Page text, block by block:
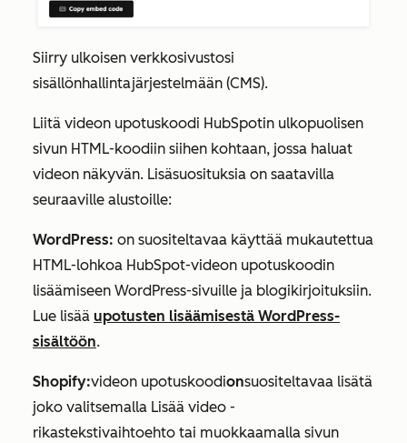
Siirry ulkoisen verkkosivustosi
sisällönhallintajärjestelmään (CMS).
Liitä videon upotuskoodi HubSpotin ulkopuolisen
sivun HTML-koodiin siihen kohtaan, jossa haluat
videon näkyvän. Lisäsuosituksia on saatavilla
seuraaville alustoille:
WordPress: on suositeltavaa käyttää mukautettua
HTML-lohkoa HubSpot-videon upotuskoodin
lisäämiseen WordPress-sivuille ja blogikirjoituksiin.
Lue lisää upotusten lisäämisestä WordPress-
sisältöön.
Shopify:videon upotuskoodionsuositeltavaa lisätä
joko valitsemalla Lisää video -
rikastekstivaihtoehto tai muokkaamalla sivun